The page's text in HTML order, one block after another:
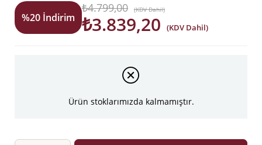
%20 İndirim
₺4.799,00 (KDV Dahil)
₺3.839,20 (KDV Dahil)
Ürün stoklarımızda kalmamıştır.